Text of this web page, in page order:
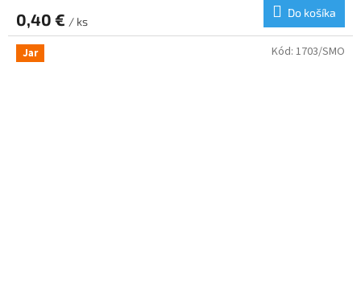
0,40 € / ks
Do košíka
Jar Kód: 1703/SMO